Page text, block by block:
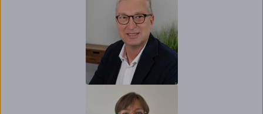
Directrice de la
Direction de la
Communication et
RSE, Banque
Populaire Bourgogne
Franche-Comté
Régis PENNECOT ,
Trésorier,